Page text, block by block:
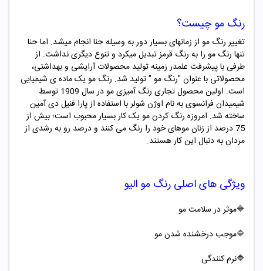
رنگ مو چیست؟
تغییر رنگ مو از زمانهای بسیار دور به وسیله حنا انجام میشد. اما حنا
تنها رنگ مو را به رنگ قرمز تبدیل میکرد و تنوع دیگری نداشت. از
طرفی با پیشرفت علمدر زمینه تولید محصولات آرایشی و بهداشتی،
محصولاتی با عنوان "رنگ مو "تولید شد. رنگ مو یک ماده ­ی شیمیایی
است. اولین محصول تجاری رنگ ­آمیزی مو در سال 1909 توسط
شیمیدان فرانسوی به نام اوژن شولر با استفاده از پارا فنیل دی آمین
ساخته شد. امروزه رنگ کردن مو یک کار بسیار محبوب است؛ بیش از
75 درصد از زنان موهای خود را رنگ می کنند و درصد رو به رشدی از
مردان به دنبال این کار هستند.
ویژگی های اصلی رنگ مو الیو
🔷موثر در سلامت مو
🔷موجب درخشنده شدن مو
🔷نرم کنندگی